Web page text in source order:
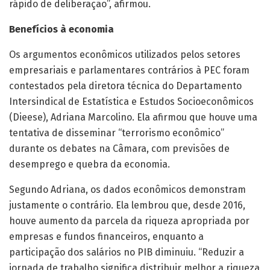
rápido de deliberação”, afirmou.
Benefícios à economia
Os argumentos econômicos utilizados pelos setores
empresariais e parlamentares contrários à PEC foram
contestados pela diretora técnica do Departamento
Intersindical de Estatística e Estudos Socioeconômicos
(Dieese), Adriana Marcolino. Ela afirmou que houve uma
tentativa de disseminar “terrorismo econômico”
durante os debates na Câmara, com previsões de
desemprego e quebra da economia.
Segundo Adriana, os dados econômicos demonstram
justamente o contrário. Ela lembrou que, desde 2016,
houve aumento da parcela da riqueza apropriada por
empresas e fundos financeiros, enquanto a
participação dos salários no PIB diminuiu. “Reduzir a